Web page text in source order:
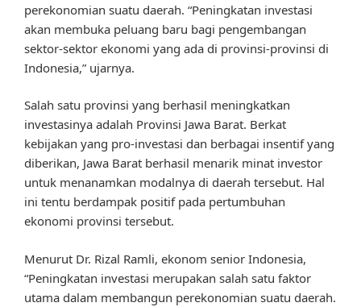
perekonomian suatu daerah. “Peningkatan investasi
akan membuka peluang baru bagi pengembangan
sektor-sektor ekonomi yang ada di provinsi-provinsi di
Indonesia,” ujarnya.
Salah satu provinsi yang berhasil meningkatkan
investasinya adalah Provinsi Jawa Barat. Berkat
kebijakan yang pro-investasi dan berbagai insentif yang
diberikan, Jawa Barat berhasil menarik minat investor
untuk menanamkan modalnya di daerah tersebut. Hal
ini tentu berdampak positif pada pertumbuhan
ekonomi provinsi tersebut.
Menurut Dr. Rizal Ramli, ekonom senior Indonesia,
“Peningkatan investasi merupakan salah satu faktor
utama dalam membangun perekonomian suatu daerah.